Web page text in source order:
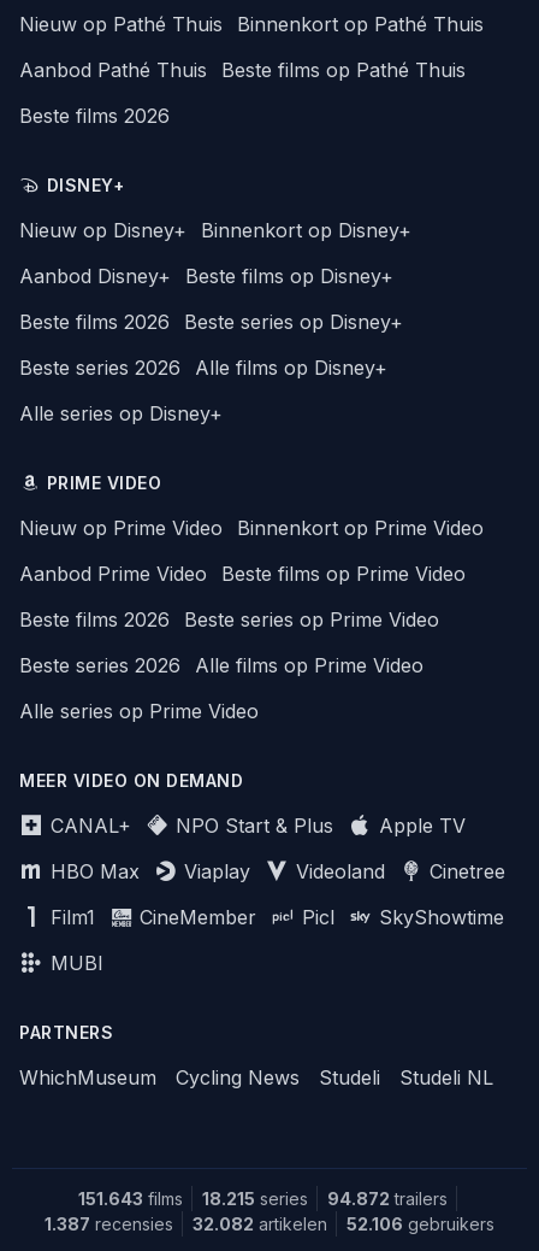
Nieuw op Pathé Thuis
Binnenkort op Pathé Thuis
Aanbod Pathé Thuis
Beste films op Pathé Thuis
Beste films 2026
DISNEY+
Nieuw op Disney+
Binnenkort op Disney+
Aanbod Disney+
Beste films op Disney+
Beste films 2026
Beste series op Disney+
Beste series 2026
Alle films op Disney+
Alle series op Disney+
PRIME VIDEO
Nieuw op Prime Video
Binnenkort op Prime Video
Aanbod Prime Video
Beste films op Prime Video
Beste films 2026
Beste series op Prime Video
Beste series 2026
Alle films op Prime Video
Alle series op Prime Video
MEER VIDEO ON DEMAND
CANAL+ NPO Start & Plus
Apple TV
HBO Max
Viaplay Videoland
Cinetree
Film1
CineMember Picl
SkyShowtime
MUBI
PARTNERS
WhichMuseum Cycling News Studeli Studeli NL
151.643 films 18.215 series 94.872 trailers
1.387 recensies 32.082 artikelen 52.106 gebruikers